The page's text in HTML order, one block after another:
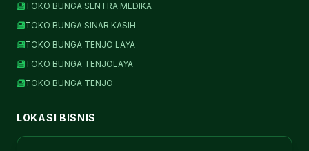
TOKO BUNGA SENTRA MEDIKA
TOKO BUNGA SINAR KASIH
TOKO BUNGA TENJO LAYA
TOKO BUNGA TENJOLAYA
TOKO BUNGA TENJO
LOKASI BISNIS